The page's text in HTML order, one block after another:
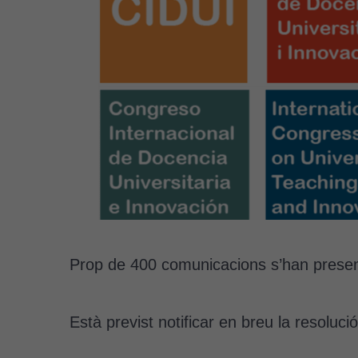
Prop de 400 comunicacions s’han
Està previst notificar en breu la